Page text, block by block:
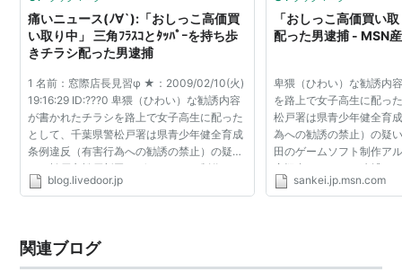
痛いニュース(ﾉ∀`):「おしっこ高価買
い取り中」 三角ﾌﾗｽｺとﾀｯﾊﾟｰを持ち歩
きチラシ配った男逮捕
1 名前：窓際店長見習φ ★：2009/02/10(火)
19:16:29 ID:???0 卑猥（ひわい）な勧誘内容
が書かれたチラシを路上で女子高生に配った
として、千葉県警松戸署は県青少年健全育成
条例違反（有害行為への勧誘の禁止）の疑い
で、松戸市松戸新田のゲームソフト制作アル
バイト、斎藤晃生容疑者（３０）を逮捕、１
blog.livedoor.jp
「おしっこ高価買い
配った男逮捕 - MSN
卑猥（ひわい）な勧誘内
を路上で女子高生に配っ
松戸署は県青少年健全育
為への勧誘の禁止）の疑
田のゲームソフト制作ア
容疑者（３０）を逮捕、
戸支部に送検した。斎藤
sankei.jp.msn.com
関連ブログ